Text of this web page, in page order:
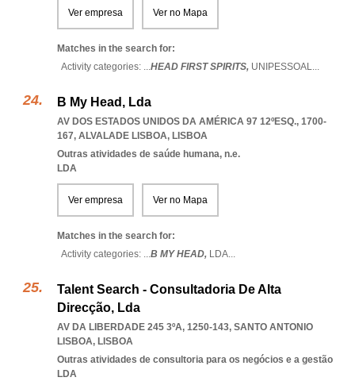
Ver empresa Ver no Mapa
Matches in the search for:
Activity categories: ...HEAD FIRST SPIRITS, UNIPESSOAL...
B My Head, Lda
AV DOS ESTADOS UNIDOS DA AMÉRICA 97 12ºESQ., 1700-
167, ALVALADE LISBOA, LISBOA
Outras atividades de saúde humana, n.e.
LDA
Ver empresa Ver no Mapa
Matches in the search for:
Activity categories: ...B MY HEAD, LDA...
Talent Search - Consultadoria De Alta
Direcção, Lda
AV DA LIBERDADE 245 3ºA, 1250-143, SANTO ANTONIO
LISBOA, LISBOA
Outras atividades de consultoria para os negócios e a gestão
LDA